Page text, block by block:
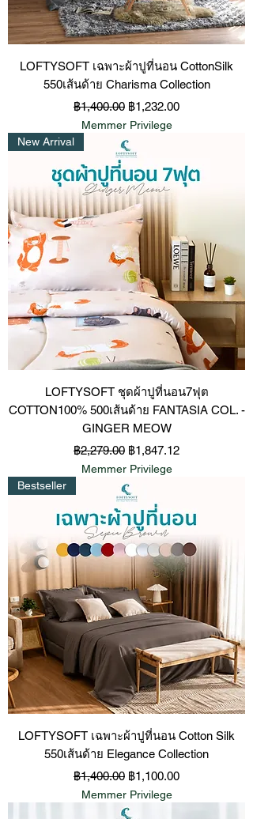
LOFTYSOFT เฉพาะผ้าปูที่นอน CottonSilk
550เส้นด้าย Charisma Collection
ราคาปกติ
฿1,400.00 ราคาขายลด
฿1,232.00
Memmer Privilege
New Arrival
LOFTYSOFT ชุดผ้าปูที่นอน7ฟุต
COTTON100% 500เส้นด้าย FANTASIA COL. -
GINGER MEOW
ราคาปกติ
฿2,279.00 ราคาขายลด
฿1,847.12
Memmer Privilege
Bestseller
LOFTYSOFT เฉพาะผ้าปูที่นอน Cotton Silk
550เส้นด้าย Elegance Collection
ราคาปกติ
฿1,400.00 ราคาขายลด
฿1,100.00
Memmer Privilege